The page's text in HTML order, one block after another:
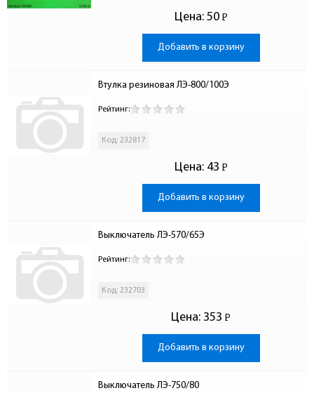
Цена: 50 Р
-
Добавить в корзину
Втулка резиновая ЛЭ-800/100Э
Рейтинг:
Код: 232817
Цена: 43 Р
-
Добавить в корзину
Выключатель ЛЭ-570/65Э
Рейтинг:
Код: 232703
Цена: 353 Р
-
Добавить в корзину
Выключатель ЛЭ-750/80